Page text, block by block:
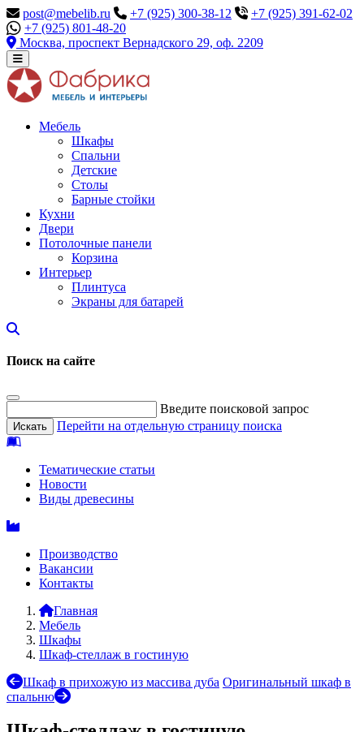
post@mebelib.ru +7 (925) 300-38-12
+7 (925) 391-62-02
+7 (925) 801-48-20
Москва, проспект Вернадского 29, оф. 2209
Мебель
Шкафы
Спальни
Детские
Столы
Барные стойки
Кухни
Двери
Потолочные панели
Корзина
Интерьер
Плинтуса
Экраны для батарей
Поиск на сайте
Введите поисковой запрос
Перейти на отдельную страницу поиска
Тематические статьи
Новости
Виды древесины
Производство
Вакансии
Контакты
Главная
Мебель
Шкафы
Шкаф-стеллаж в гостиную
Шкаф в прихожую из массива дуба Оригинальный шкаф в
спальню